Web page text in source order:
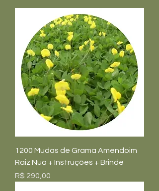
1200 Mudas de Grama Amendoim
Raiz Nua + Instruções + Brinde
Preço
R$ 290,00